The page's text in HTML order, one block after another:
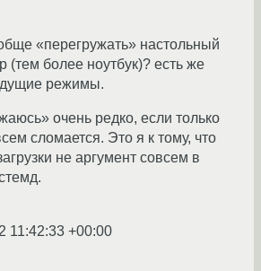
«перегружать» настольный
(тем более ноутбук)? есть же
режимы.
очень редко, если только
сломается. Это я к тому, что
не аргумент совсем в
11:42:33 +00:00